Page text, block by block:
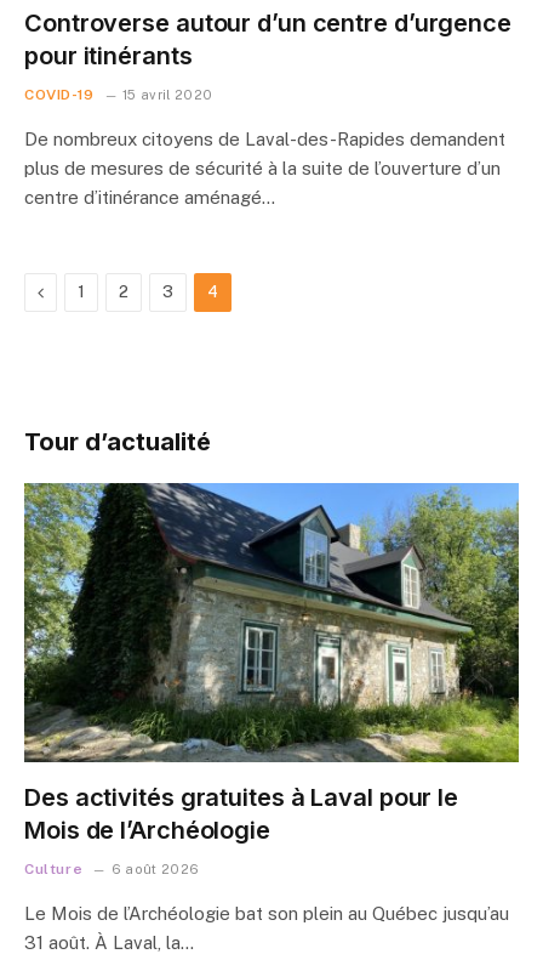
Controverse autour d’un centre d’urgence
pour itinérants
COVID-19 15 avril 2020
De nombreux citoyens de Laval-des-Rapides demandent
plus de mesures de sécurité à la suite de l’ouverture d’un
centre d’itinérance aménagé…
Previous
1 2 3 4
Tour d’actualité
Des activités gratuites à Laval pour le
Mois de l’Archéologie
Culture 6 août 2026
Le Mois de l’Archéologie bat son plein au Québec jusqu’au
31 août. À Laval, la…